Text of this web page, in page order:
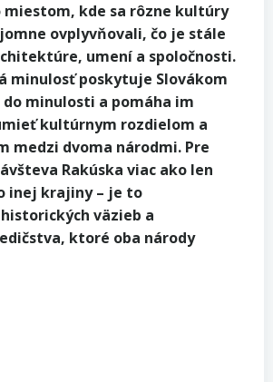
miestom, kde sa rôzne kultúry
ovplyvňovali, čo je stále
umení a spoločnosti.
minulosť poskytuje Slovákom
do minulosti a pomáha im
kultúrnym rozdielom a
medzi dvoma národmi. Pre
Rakúska viac ako len
inej krajiny – je to
väzieb a
ktoré oba národy